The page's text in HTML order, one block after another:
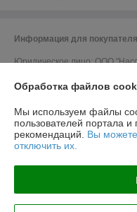
Информация для покупателя
Юридическое лицо:ООО
Регистрационный номер ЕГР:
УНП: 192313709
Регистрационный орган:
Ссылка на свидетельство/
Местонахождение книги
Обработка файлов
Мы используем файлы
пользователей портала
рекомендаций. Вы
отключить их.